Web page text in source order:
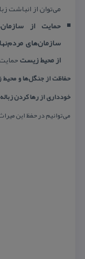
می‌توان از انباشت
حمایت از
سازمان‌های
از محیط زیست
حفاظت از جنگل‌ها و
خودداری از رها كردن
می‌توانیم در حفظ این